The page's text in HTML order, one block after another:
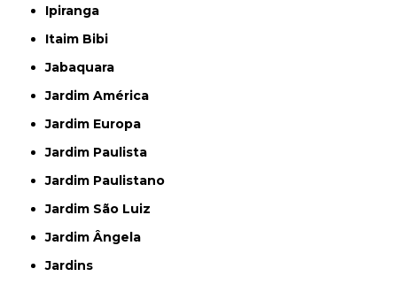
Ipiranga
Itaim Bibi
Jabaquara
Jardim América
Jardim Europa
Jardim Paulista
Jardim Paulistano
Jardim São Luiz
Jardim Ângela
Jardins